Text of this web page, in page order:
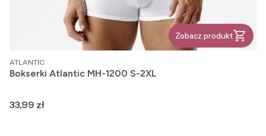
Zobacz produkt
PRODUCENT
ATLANTIC
Bokserki Atlantic MH-1200 S-2XL
Cena
33,99 zł